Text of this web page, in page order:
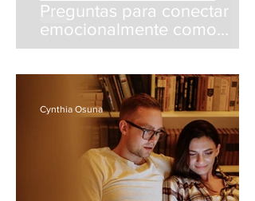
Preguntas para conectar
emocionalmente como
esposos y tener una mejor
Cynthia Osuna